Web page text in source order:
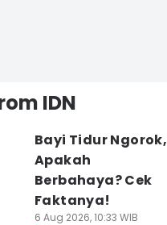
IDN
Bayi Tidur Ngorok,
Apakah
Berbahaya? Cek
Faktanya!
6 Aug 2026, 10:33 WIB